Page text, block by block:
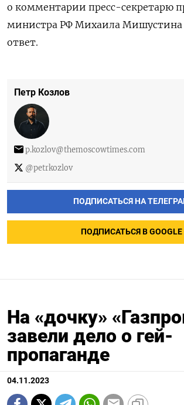
о комментарии пресс-секретарю
министра РФ Михаила
ответ.
Петр Козлов
p.kozlov@themoscowtimes.com
@petrkozlov
ПОДПИСАТЬСЯ НА
ПОДПИСАТЬСЯ В GOOGLE
На «дочку»
завели дело о гей-
пропаганде
04.11.2023